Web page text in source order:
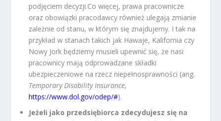
podjęciem decyzji.Co więcej, prawa pracownicze
oraz obowiązki pracodawcy również ulegają zmianie
zależnie od stanu, w którym się znajdujemy. I tak na
przykład w stanach takich jak Hawaje, Kalifornia czy
Nowy Jork będziemy musieli upewnić się, że nasi
pracownicy mają odprowadzane składki
ubezpieczeniowe na rzecz niepełnosprawności (ang.
Temporary Disability Insurance,
https://www.dol.gov/odep/#).
Jeżeli jako przedsiębiorca zdecydujesz się na